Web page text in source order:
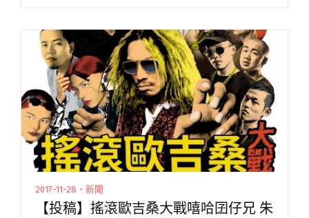
頭皮找來台灣三地嘻哈角頭，進行嘻哈大亂鬥，
「187inc」、宮廟嘻哈小閱讀全文 "Freestyle教
父朱頭皮 Battle 顏社三帥 ─ 夜貓組、國蛋 12/7
邀你觀戰！"
2017-11-28・新聞
【投稿】搖滾歐吉桑大戰嘻哈囝仔兄 朱